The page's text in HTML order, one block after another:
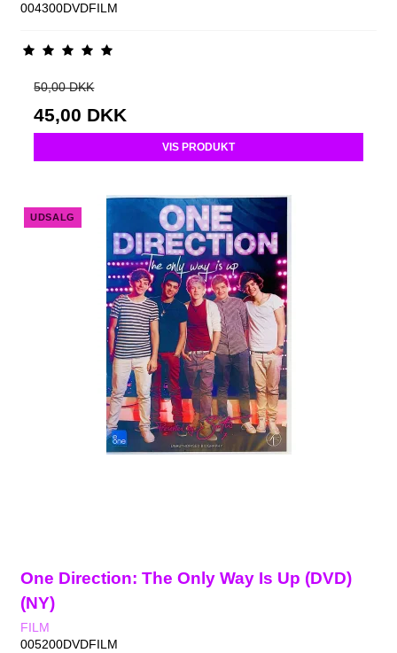
004300DVDFILM
50,00 DKK
45,00 DKK
VIS PRODUKT
UDSALG
One Direction: The Only Way Is Up (DVD)
(NY)
FILM
005200DVDFILM